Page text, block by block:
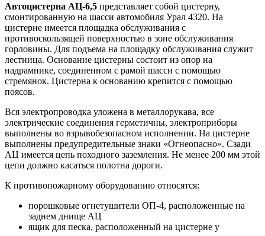
Автоцистерна АЦ-6,5 представляет собой цистерну,
смонтированную на шасси автомобиля Урал 4320. На
цистерне имеется площадка обслуживания с
противоскользящей поверхностью в зоне обслуживания
горловины. Для подъема на площадку обслуживания служит
лестница. Основание цистерны состоит из опор на
надрамнике, соединенном с рамой шасси с помощью
стремянок. Цистерна к основанию крепится с помощью
поясов.
Вся электропроводка уложена в металлорукава, все
электрические соединения герметичны, электроприборы
выполнены во взрывобезопасном исполнении. На цистерне
выполнены предупредительные знаки «Огнеопасно». Сзади
АЦ имеется цепь походного заземления. Не менее 200 мм этой
цепи должно касаться полотна дороги.
К противопожарному оборудованию относятся:
порошковые огнетушители ОП-4, расположенные на
заднем днище АЦ
ящик для песка, расположенный на цистерне у